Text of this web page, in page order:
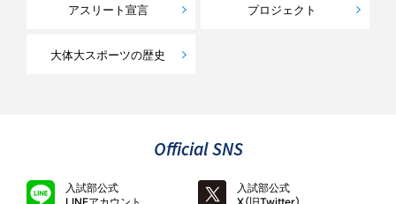
アスリート宣言 プロジェクト
大体大スポーツの歴史
Official SNS
入試部公式
入試部公式